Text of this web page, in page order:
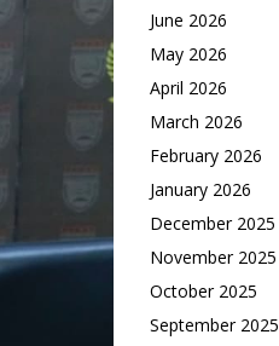
June 2026
May 2026
April 2026
March 2026
February 2026
January 2026
December 2025
November 2025
October 2025
September 2025